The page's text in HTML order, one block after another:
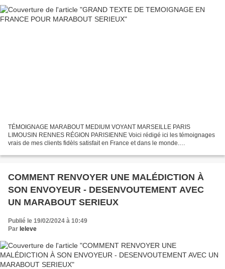
TÉMOIGNAGE MARABOUT MEDIUM VOYANT MARSEILLE PARIS
LIMOUSIN RENNES RÉGION PARISIENNE Voici rédigé ici les témoignages
vrais de mes clients fidèls satisfait en France et dans le monde.
SERIEUX ET...
COMMENT RENVOYER UNE MALÉDICTION À
SON ENVOYEUR - DESENVOUTEMENT AVEC
UN MARABOUT SERIEUX
Publié le 19/02/2024 à 10:49
Par leleve